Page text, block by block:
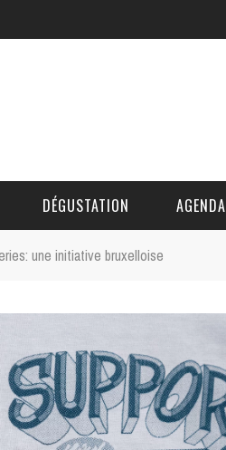
DÉGUSTATION AGENDA
une initiative bruxelloise